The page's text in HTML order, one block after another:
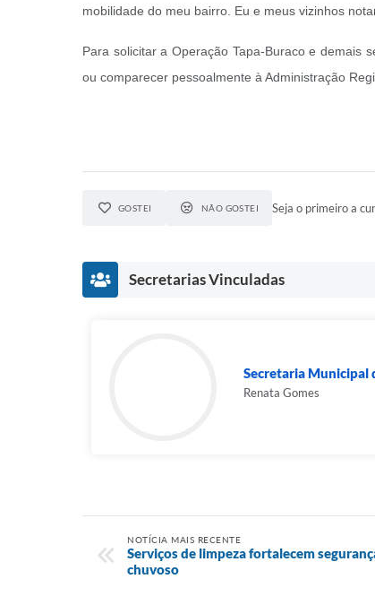
mobilidade do meu bairro. Eu e meus vizinhos
Para solicitar a Operação Tapa-Buraco e demais
ou comparecer pessoalmente à Administração
GOSTEI NÃO GOSTEI Seja o primeiro a
Secretarias Vinculadas
Secretaria Municipal
Renata Gomes
NOTÍCIA MAIS RECENTE
Serviços de limpeza fortalecem
chuvoso